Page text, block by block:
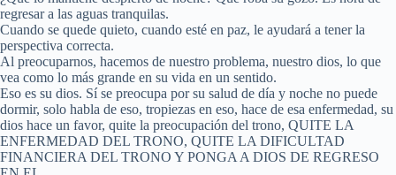
regresar a las aguas tranquilas.
Cuando se quede quieto, cuando esté en paz, le ayudará a tener la
perspectiva correcta.
Al preocuparnos, hacemos de nuestro problema, nuestro dios, lo que
vea como lo más grande en su vida en un sentido.
Eso es su dios. Sí se preocupa por su salud de día y noche no puede
dormir, solo habla de eso, tropiezas en eso, hace de esa enfermedad, su
dios hace un favor, quite la preocupación del trono, QUITE LA
ENFERMEDAD DEL TRONO, QUITE LA DIFICULTAD
FINANCIERA DEL TRONO Y PONGA A DIOS DE REGRESO